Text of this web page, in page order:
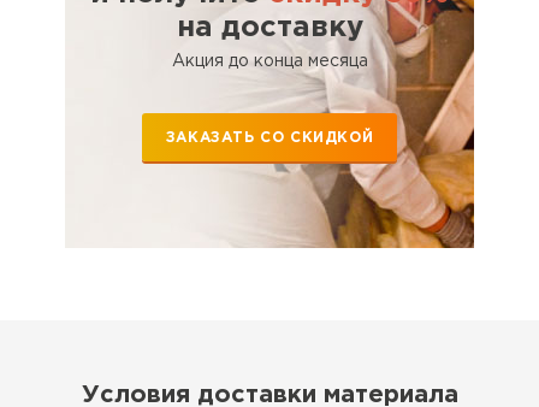
на доставку
Акция до конца месяца
ЗАКАЗАТЬ СО СКИДКОЙ
Условия доставки материала